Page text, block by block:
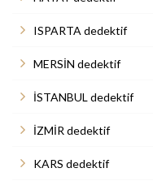
ISPARTA dedektif
MERSİN dedektif
İSTANBUL dedektif
İZMİR dedektif
KARS dedektif